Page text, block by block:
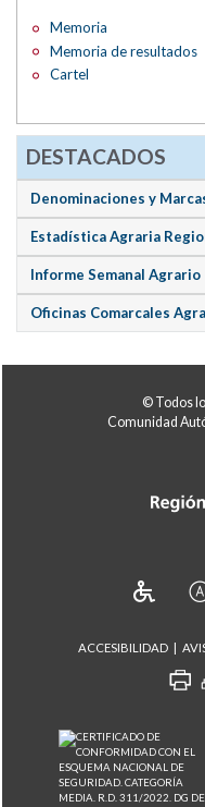
Memoria
Memoria de resultados
Cartel
DESTACADOS
Denominaciones y
Estadística Agraria
Informe Semanal Agrario
Oficinas Comarcales
© Todos
Comunidad
ACCESIBILIDAD